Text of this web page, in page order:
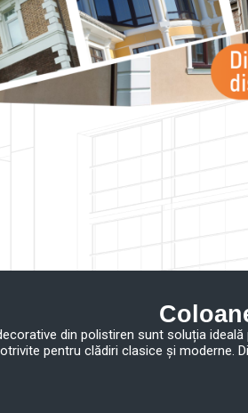
din polistiren sunt soluția
pentru clădiri clasice și moderne.